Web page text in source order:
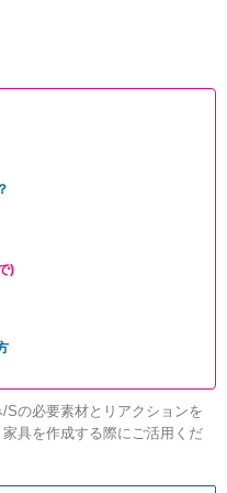
)
Sの必要素材とリアクションを
具を作成する際にご活用くだ